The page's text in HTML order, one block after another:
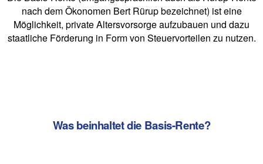
nach dem Ökonomen Bert Rürup bezeichnet) ist eine
Möglichkeit, private Altersvorsorge aufzubauen und dazu
staatliche Förderung in Form von Steuervorteilen zu nutzen.
Was beinhaltet die Basis-Rente?